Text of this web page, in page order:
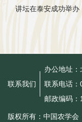
讲坛在泰安成功举办
版权所有：中国农学会
联系我们
办公地址
联系电话
邮政编码